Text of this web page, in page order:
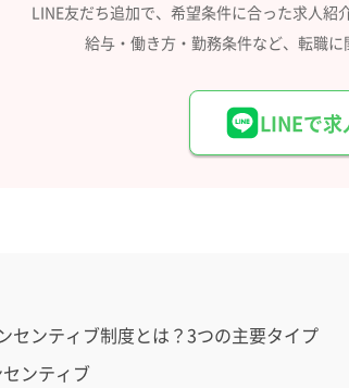
LINE友だち追加で、希望条件に合った求人紹
給与・働き方・勤務条件など、 転職に
LINEで求
センティブ制度とは？3つの主要タイプ
ンティブ